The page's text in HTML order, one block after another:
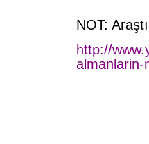
NOT:
http://
almanlarin-